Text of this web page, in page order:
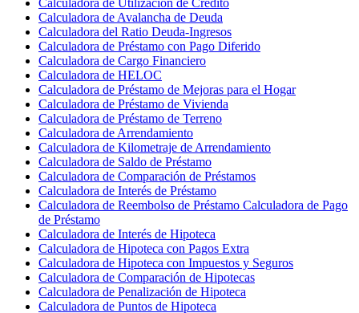
Calculadora de Avalancha de Deuda
Calculadora del Ratio Deuda-Ingresos
Calculadora de Préstamo con Pago Diferido
Calculadora de Cargo Financiero
Calculadora de HELOC
Calculadora de Préstamo de Mejoras para el Hogar
Calculadora de Préstamo de Vivienda
Calculadora de Préstamo de Terreno
Calculadora de Arrendamiento
Calculadora de Kilometraje de Arrendamiento
Calculadora de Saldo de Préstamo
Calculadora de Comparación de Préstamos
Calculadora de Interés de Préstamo
Calculadora de Reembolso de Préstamo Calculadora de Pago
de Préstamo
Calculadora de Interés de Hipoteca
Calculadora de Hipoteca con Pagos Extra
Calculadora de Hipoteca con Impuestos y Seguros
Calculadora de Comparación de Hipotecas
Calculadora de Penalización de Hipoteca
Calculadora de Puntos de Hipoteca